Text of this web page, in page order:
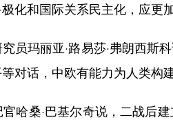
化和国际关系民主化，应更
玛丽亚·路易莎·弗朗西斯
对话，中欧有能力为人类构
桑·巴基尔奇说，二战后建